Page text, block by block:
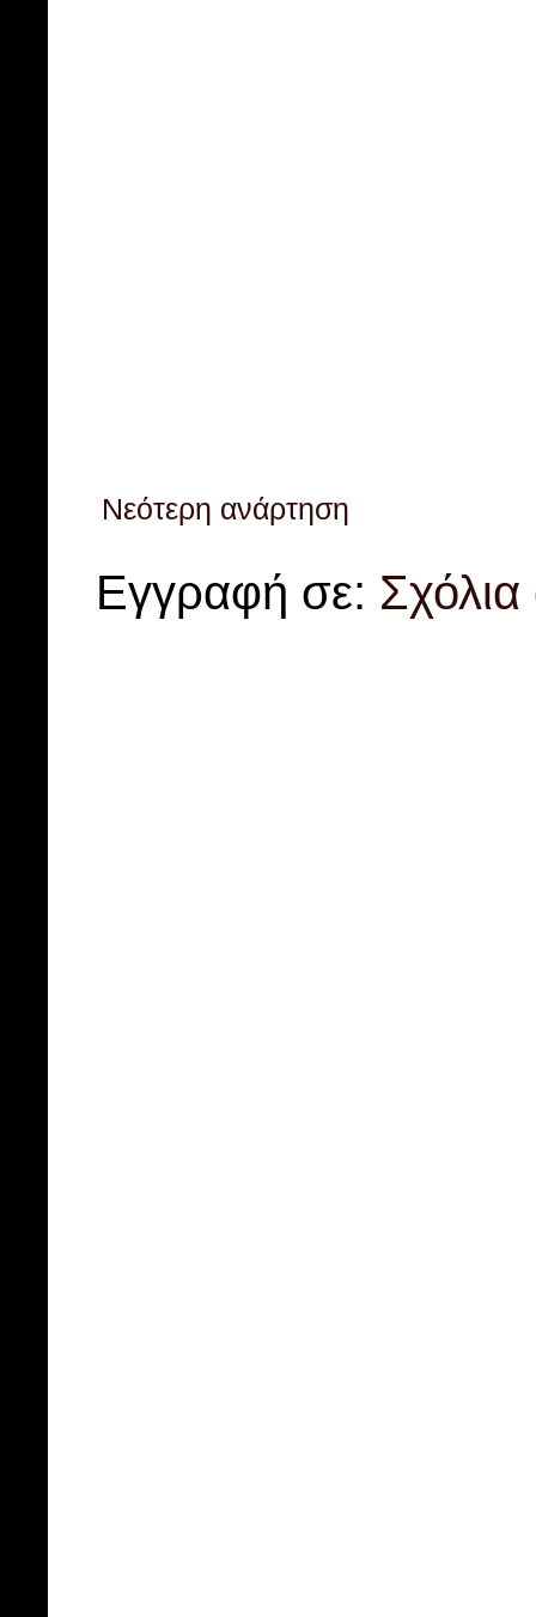
Νεότερη ανάρτηση
Εγγραφή σε: